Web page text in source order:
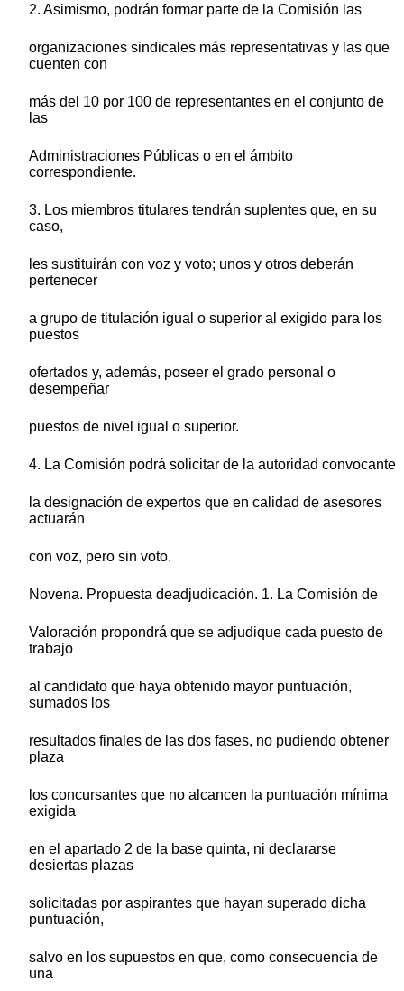
2. Asimismo, podrán formar parte de la Comisión las
organizaciones sindicales más representativas y las que
cuenten con
más del 10 por 100 de representantes en el conjunto de
las
Administraciones Públicas o en el ámbito
correspondiente.
3. Los miembros titulares tendrán suplentes que, en su
caso,
les sustituirán con voz y voto; unos y otros deberán
pertenecer
a grupo de titulación igual o superior al exigido para los
puestos
ofertados y, además, poseer el grado personal o
desempeñar
puestos de nivel igual o superior.
4. La Comisión podrá solicitar de la autoridad convocante
la designación de expertos que en calidad de asesores
actuarán
con voz, pero sin voto.
Novena. Propuesta deadjudicación. 1. La Comisión de
Valoración propondrá que se adjudique cada puesto de
trabajo
al candidato que haya obtenido mayor puntuación,
sumados los
resultados finales de las dos fases, no pudiendo obtener
plaza
los concursantes que no alcancen la puntuación mínima
exigida
en el apartado 2 de la base quinta, ni declararse
desiertas plazas
solicitadas por aspirantes que hayan superado dicha
puntuación,
salvo en los supuestos en que, como consecuencia de
una